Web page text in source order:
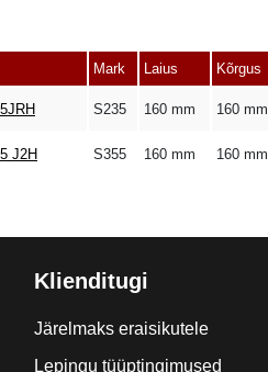
Mark Laius Kõrgus
S235 160 mm 160 mm
J2H S355 160 mm 160 mm
Klienditugi
Järelmaks eraisikutele
Lepingu tüüptingimused